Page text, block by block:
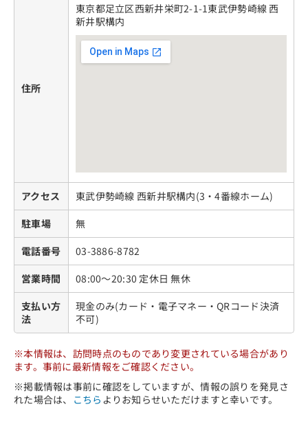
住所
東京都足立区西新井栄町2-1-1東武伊勢崎線 西
新井駅構内
アクセス
東武伊勢崎線 西新井駅構内(3・4番線ホーム)
駐車場
無
電話番号
03-3886-8782
営業時間
08:00～20:30 定休日 無休
支払い方
法
現金のみ(カード・電子マネー・QRコード決済
不可)
※本情報は、訪問時点のものであり変更されている場合があり
ます。事前に最新情報をご確認ください。
※掲載情報は事前に確認をしていますが、情報の誤りを発見さ
れた場合は、 こちら よりお知らせいただけますと幸いです。